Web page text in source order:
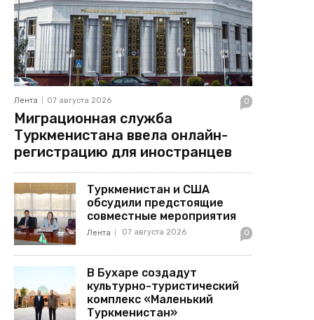
Лента 07 августа 2026 0
Миграционная служба
Туркменистана ввела онлайн-
регистрацию для иностранцев
Туркменистан и США
обсудили предстоящие
совместные мероприятия
Лента 07 августа 2026 0
В Бухаре создадут
культурно-туристический
комплекс «Маленький
Туркменистан»